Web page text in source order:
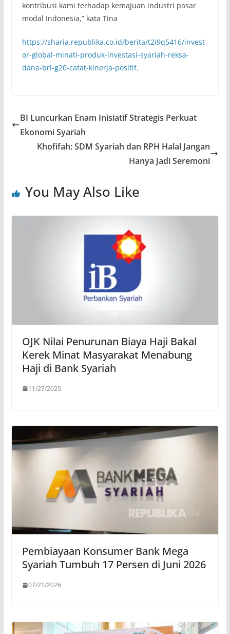
kontribusi kami terhadap kemajuan industri pasar
modal Indonesia,” kata Tina
https://sharia.republika.co.id/berita/t2i9q5416/invest
or-global-minati-produk-investasi-syariah-reksa-
dana-bri-g20-catat-kinerja-positif.
BI Luncurkan Enam Inisiatif Strategis Perkuat
Ekonomi Syariah
Khofifah: SDM Syariah dan RPH Halal Jangan
Hanya Jadi Seremoni
You May Also Like
OJK Nilai Penurunan Biaya Haji Bakal
Kerek Minat Masyarakat Menabung
Haji di Bank Syariah
11/27/2025
Pembiayaan Konsumer Bank Mega
Syariah Tumbuh 17 Persen di Juni 2026
07/21/2026